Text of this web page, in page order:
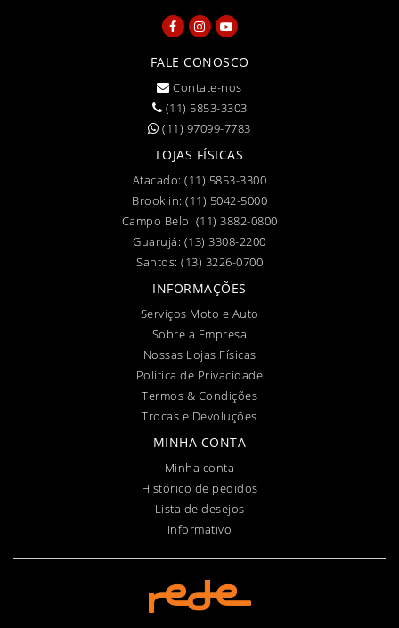
FALE CONOSCO
Contate-nos
(11) 5853-3303
(11) 97099-7783
LOJAS FÍSICAS
Atacado:(11) 5853-3300
Brooklin: (11) 5042-5000
Campo Belo: (11) 3882-0800
Guarujá: (13) 3308-2200
Santos: (13) 3226-0700
INFORMAÇÕES
Serviços Moto e Auto
Sobre a Empresa
Nossas Lojas Físicas
Política de Privacidade
Termos & Condições
Trocas e Devoluções
MINHA CONTA
Minha conta
Histórico de pedidos
Lista de desejos
Informativo